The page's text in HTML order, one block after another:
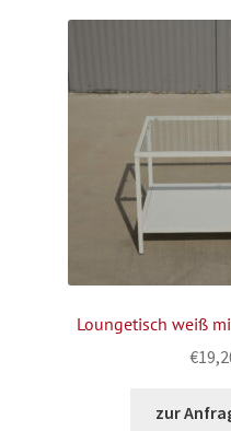
Loungetisch weiß
€
zur